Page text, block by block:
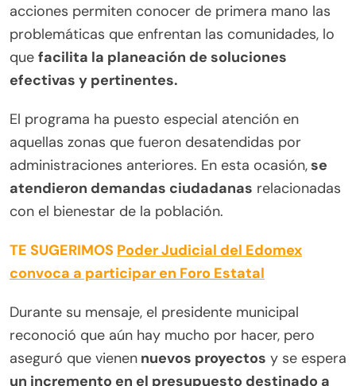
acciones permiten conocer de primera mano las
problemáticas que enfrentan las comunidades, lo
que facilita la planeación de soluciones
efectivas y pertinentes.
El programa ha puesto especial atención en
aquellas zonas que fueron desatendidas por
administraciones anteriores. En esta ocasión,se
atendieron demandas ciudadanas relacionadas
con el bienestar de la población.
TE SUGERIMOS Poder Judicial del Edomex
convoca a participar en Foro Estatal
Durante su mensaje, el presidente municipal
reconoció que aún hay mucho por hacer, pero
aseguró que vienen nuevos proyectos y se espera
un incremento en el presupuesto destinado a